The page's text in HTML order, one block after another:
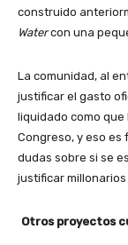
construido
Watercon una
La comunidad, al
justificar el gasto
liquidado como
Congreso, y eso es
dudas sobre si se
justificar
Otros proyectos